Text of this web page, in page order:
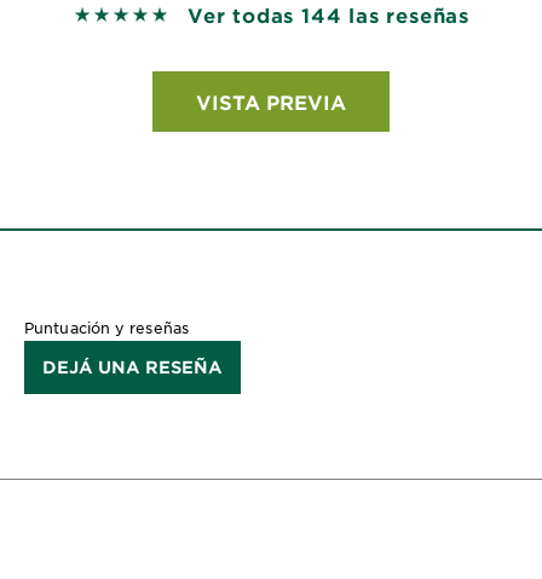
5 out of 5 stars based on reviews
Ver todas 144 las reseñas
VISTA PREVIA
Puntuación y reseñas
DEJÁ UNA RESEÑA